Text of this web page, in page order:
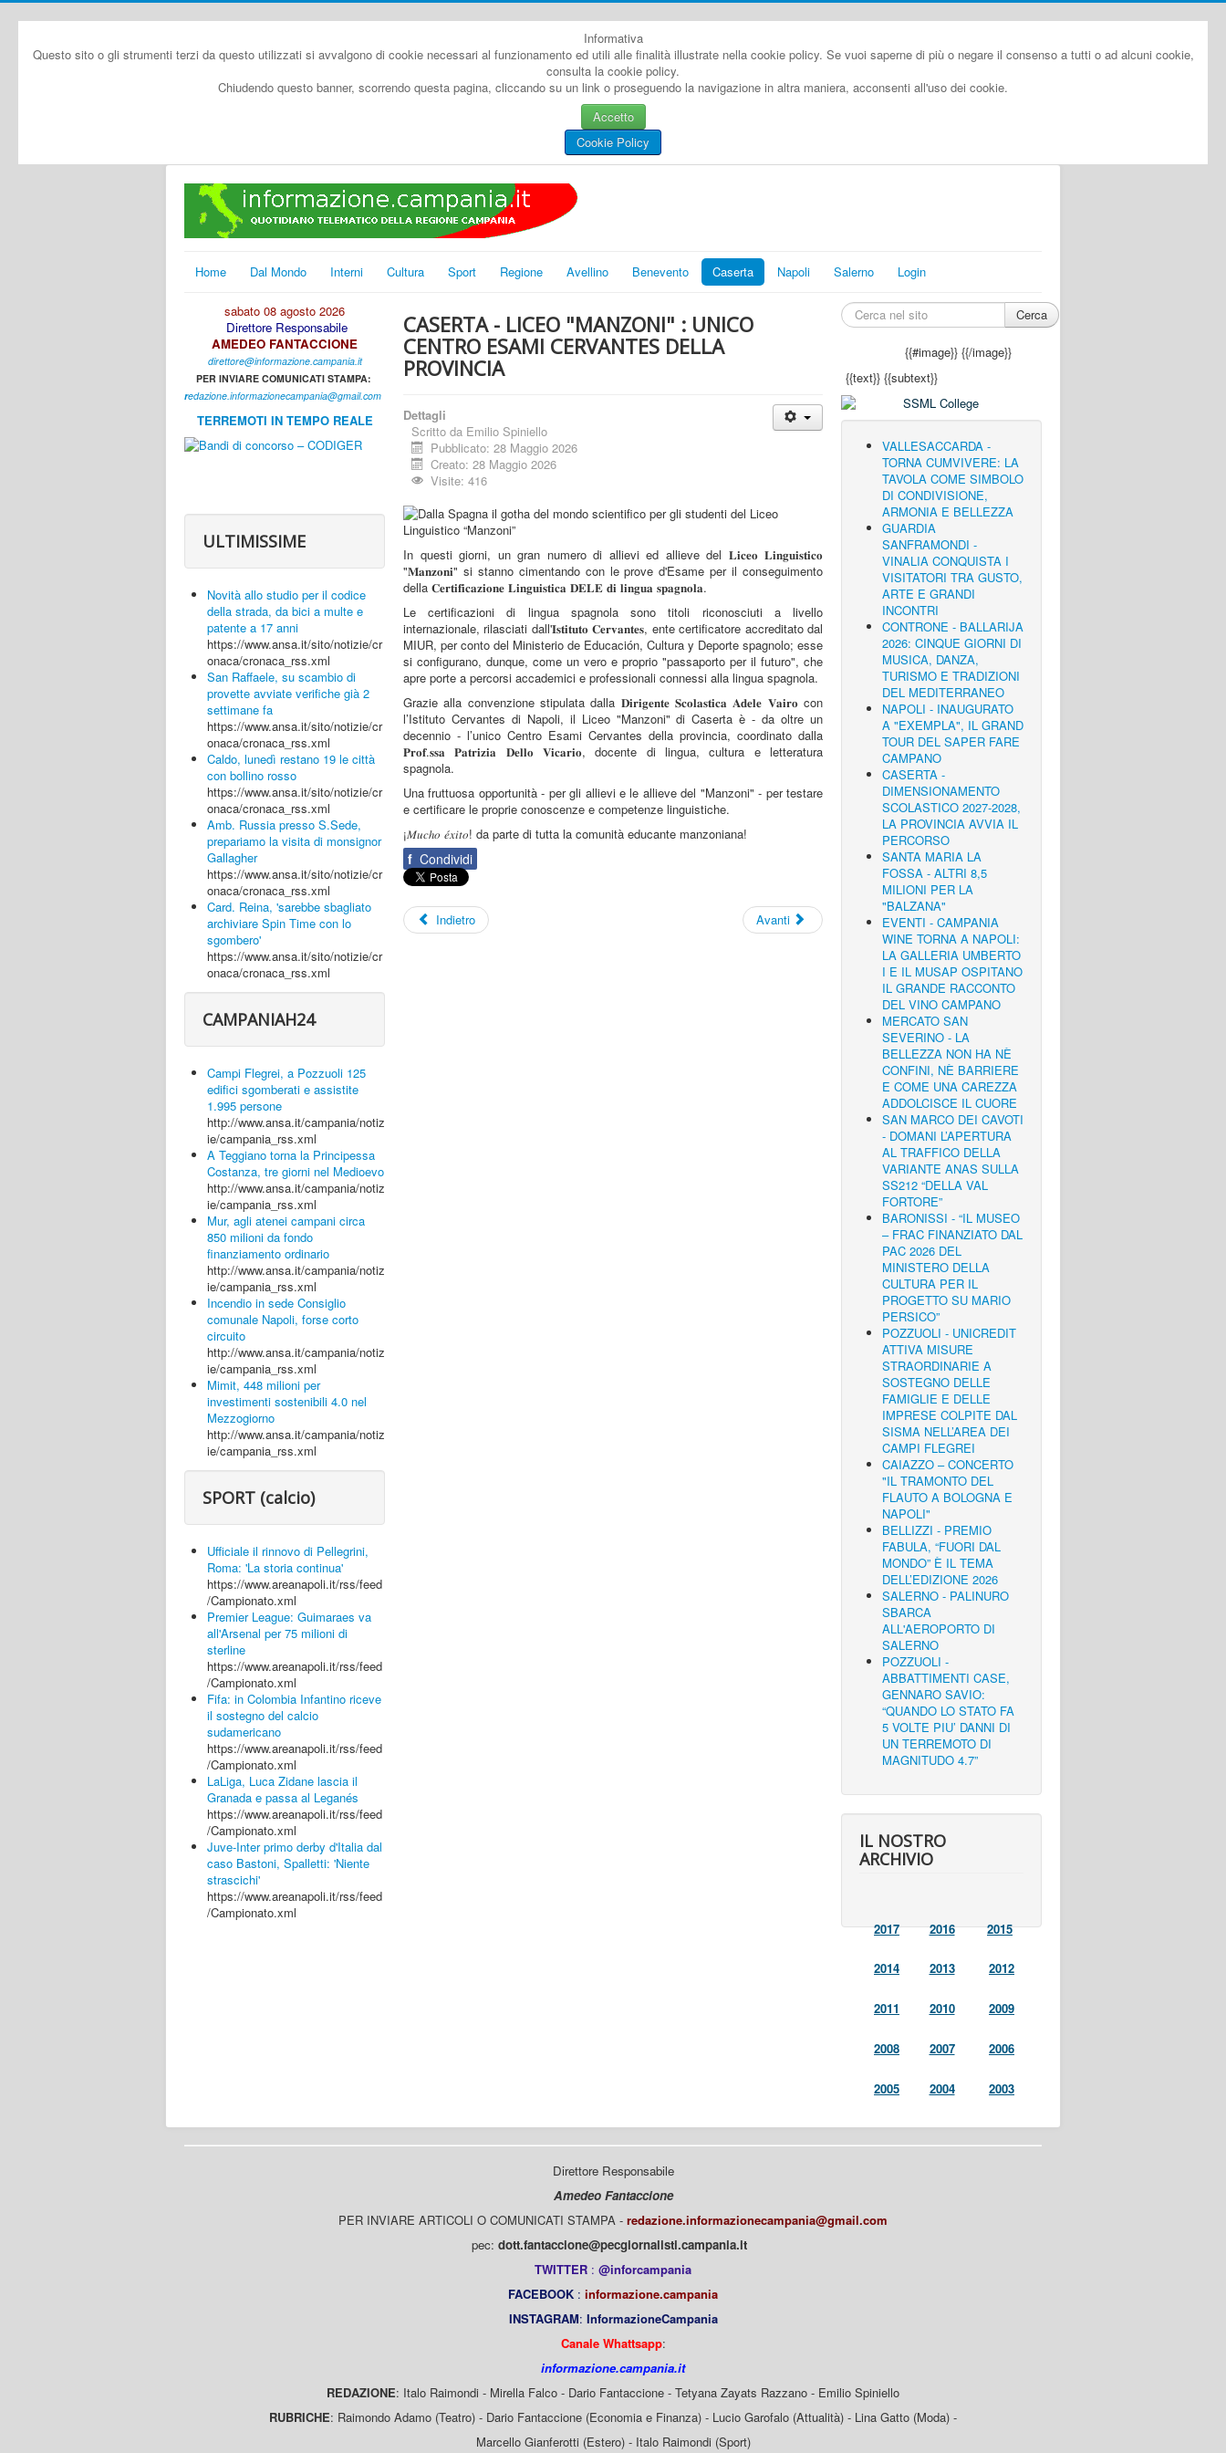
Informativa
Questo sito o gli strumenti terzi da questo utilizzati si avvalgono di cookie necessari al funzionamento ed utili alle finalità illustrate nella cookie policy. Se vuoi saperne di più o negare il consenso a tutti o ad alcuni cookie,
consulta la cookie policy.
Chiudendo questo banner, scorrendo questa pagina, cliccando su un link o proseguendo la navigazione in altra maniera, acconsenti all'uso dei cookie.
Accetto
Cookie Policy
Home Dal Mondo Interni Cultura Sport Regione Avellino Benevento Caserta Napoli Salerno Login
sabato 08 agosto 2026
Direttore Responsabile
AMEDEO FANTACCIONE
direttore@informazione.campania.it
PER INVIARE COMUNICATI STAMPA:
redazione.informazionecampania@gmail.com
TERREMOTI IN TEMPO REALE
ULTIMISSIME
Novità allo studio per il codice
della strada, da bici a multe e
patente a 17 anni
https://www.ansa.it/sito/notizie/cr
onaca/cronaca_rss.xml
San Raffaele, su scambio di
provette avviate verifiche già 2
settimane fa
https://www.ansa.it/sito/notizie/cr
onaca/cronaca_rss.xml
Caldo, lunedì restano 19 le città
con bollino rosso
https://www.ansa.it/sito/notizie/cr
onaca/cronaca_rss.xml
Amb. Russia presso S.Sede,
prepariamo la visita di monsignor
Gallagher
https://www.ansa.it/sito/notizie/cr
onaca/cronaca_rss.xml
Card. Reina, 'sarebbe sbagliato
archiviare Spin Time con lo
sgombero'
https://www.ansa.it/sito/notizie/cr
onaca/cronaca_rss.xml
CAMPANIAH24
Campi Flegrei, a Pozzuoli 125
edifici sgomberati e assistite
1.995 persone
http://www.ansa.it/campania/notiz
ie/campania_rss.xml
A Teggiano torna la Principessa
Costanza, tre giorni nel Medioevo
http://www.ansa.it/campania/notiz
ie/campania_rss.xml
Mur, agli atenei campani circa
850 milioni da fondo
finanziamento ordinario
http://www.ansa.it/campania/notiz
ie/campania_rss.xml
Incendio in sede Consiglio
comunale Napoli, forse corto
circuito
http://www.ansa.it/campania/notiz
ie/campania_rss.xml
Mimit, 448 milioni per
investimenti sostenibili 4.0 nel
Mezzogiorno
http://www.ansa.it/campania/notiz
ie/campania_rss.xml
SPORT (calcio)
Ufficiale il rinnovo di Pellegrini,
Roma: 'La storia continua'
https://www.areanapoli.it/rss/feed
/Campionato.xml
Premier League: Guimaraes va
all'Arsenal per 75 milioni di
sterline
https://www.areanapoli.it/rss/feed
/Campionato.xml
Fifa: in Colombia Infantino riceve
il sostegno del calcio
sudamericano
https://www.areanapoli.it/rss/feed
/Campionato.xml
LaLiga, Luca Zidane lascia il
Granada e passa al Leganés
https://www.areanapoli.it/rss/feed
/Campionato.xml
Juve-Inter primo derby d'Italia dal
caso Bastoni, Spalletti: 'Niente
strascichi'
https://www.areanapoli.it/rss/feed
/Campionato.xml
CASERTA - LICEO "MANZONI" : UNICO
CENTRO ESAMI CERVANTES DELLA
PROVINCIA
Dettagli
Scritto da Emilio Spiniello
Pubblicato: 28 Maggio 2026
Creato: 28 Maggio 2026
Visite: 416
In questi giorni, un gran numero di allievi ed allieve del 𝐋𝐢𝐜𝐞𝐨 𝐋𝐢𝐧𝐠𝐮𝐢𝐬𝐭𝐢𝐜𝐨
"𝐌𝐚𝐧𝐳𝐨𝐧𝐢" si stanno cimentando con le prove d'Esame per il conseguimento
della 𝐂𝐞𝐫𝐭𝐢𝐟𝐢𝐜𝐚𝐳𝐢𝐨𝐧𝐞 𝐋𝐢𝐧𝐠𝐮𝐢𝐬𝐭𝐢𝐜𝐚 𝐃𝐄𝐋𝐄 𝐝𝐢 𝐥𝐢𝐧𝐠𝐮𝐚 𝐬𝐩𝐚𝐠𝐧𝐨𝐥𝐚.
Le certificazioni di lingua spagnola sono titoli riconosciuti a livello
internazionale, rilasciati dall'𝐈𝐬𝐭𝐢𝐭𝐮𝐭𝐨 𝐂𝐞𝐫𝐯𝐚𝐧𝐭𝐞𝐬, ente certificatore accreditato dal
MIUR, per conto del Ministerio de Educación, Cultura y Deporte spagnolo; esse
si configurano, dunque, come un vero e proprio "passaporto per il futuro", che
apre porte a percorsi accademici e professionali connessi alla lingua spagnola.
Grazie alla convenzione stipulata dalla 𝐃𝐢𝐫𝐢𝐠𝐞𝐧𝐭𝐞 𝐒𝐜𝐨𝐥𝐚𝐬𝐭𝐢𝐜𝐚 𝐀𝐝𝐞𝐥𝐞 𝐕𝐚𝐢𝐫𝐨 con
l’Istituto Cervantes di Napoli, il Liceo "Manzoni" di Caserta è - da oltre un
decennio - l’unico Centro Esami Cervantes della provincia, coordinato dalla
𝐏𝐫𝐨𝐟.𝐬𝐬𝐚 𝐏𝐚𝐭𝐫𝐢𝐳𝐢𝐚 𝐃𝐞𝐥𝐥𝐨 𝐕𝐢𝐜𝐚𝐫𝐢𝐨, docente di lingua, cultura e letteratura
spagnola.
Una fruttuosa opportunità - per gli allievi e le allieve del "Manzoni" - per testare
e certificare le proprie conoscenze e competenze linguistiche.
¡𝑀𝑢𝑐ℎ𝑜 𝑒́𝑥𝑖𝑡𝑜! da parte di tutta la comunità educante manzoniana!
f Condividi
Indietro Avanti
Cerca
{{#image}}{{/image}}
{{text}} {{subtext}}
VALLESACCARDA -
TORNA CUMVIVERE: LA
TAVOLA COME SIMBOLO
DI CONDIVISIONE,
ARMONIA E BELLEZZA
GUARDIA
SANFRAMONDI -
VINALIA CONQUISTA I
VISITATORI TRA GUSTO,
ARTE E GRANDI
INCONTRI
CONTRONE - BALLARIJA
2026: CINQUE GIORNI DI
MUSICA, DANZA,
TURISMO E TRADIZIONI
DEL MEDITERRANEO
NAPOLI - INAUGURATO
A "EXEMPLA", IL GRAND
TOUR DEL SAPER FARE
CAMPANO
CASERTA -
DIMENSIONAMENTO
SCOLASTICO 2027-2028,
LA PROVINCIA AVVIA IL
PERCORSO
SANTA MARIA LA
FOSSA - ALTRI 8,5
MILIONI PER LA
"BALZANA"
EVENTI - CAMPANIA
WINE TORNA A NAPOLI:
LA GALLERIA UMBERTO
I E IL MUSAP OSPITANO
IL GRANDE RACCONTO
DEL VINO CAMPANO
MERCATO SAN
SEVERINO - LA
BELLEZZA NON HA NÈ
CONFINI, NÈ BARRIERE
E COME UNA CAREZZA
ADDOLCISCE IL CUORE
SAN MARCO DEI CAVOTI
- DOMANI L’APERTURA
AL TRAFFICO DELLA
VARIANTE ANAS SULLA
SS212 “DELLA VAL
FORTORE”
BARONISSI - “IL MUSEO
– FRAC FINANZIATO DAL
PAC 2026 DEL
MINISTERO DELLA
CULTURA PER IL
PROGETTO SU MARIO
PERSICO”
POZZUOLI - UNICREDIT
ATTIVA MISURE
STRAORDINARIE A
SOSTEGNO DELLE
FAMIGLIE E DELLE
IMPRESE COLPITE DAL
SISMA NELL’AREA DEI
CAMPI FLEGREI
CAIAZZO – CONCERTO
"IL TRAMONTO DEL
FLAUTO A BOLOGNA E
NAPOLI"
BELLIZZI - PREMIO
FABULA, “FUORI DAL
MONDO” È IL TEMA
DELL’EDIZIONE 2026
SALERNO - PALINURO
SBARCA
ALL'AEROPORTO DI
SALERNO
POZZUOLI -
ABBATTIMENTI CASE,
GENNARO SAVIO:
“QUANDO LO STATO FA
5 VOLTE PIU’ DANNI DI
UN TERREMOTO DI
MAGNITUDO 4.7”
IL NOSTRO
ARCHIVIO
2017 2016 2015
2014 2013 2012
2011 2010 2009
2008 2007 2006
2005 2004 2003
Direttore Responsabile
Amedeo Fantaccione
PER INVIARE ARTICOLI O COMUNICATI STAMPA - redazione.informazionecampania@gmail.com
pec: dott.fantaccione@pecgiornalisti.campania.it
TWITTER : @inforcampania
FACEBOOK : informazione.campania
INSTAGRAM: InformazioneCampania
Canale Whattsapp:
informazione.campania.it
REDAZIONE: Italo Raimondi - Mirella Falco - Dario Fantaccione - Tetyana Zayats Razzano - Emilio Spiniello
RUBRICHE: Raimondo Adamo (Teatro) - Dario Fantaccione (Economia e Finanza) - Lucio Garofalo (Attualità) - Lina Gatto (Moda) -
Marcello Gianferotti (Estero) - Italo Raimondi (Sport)